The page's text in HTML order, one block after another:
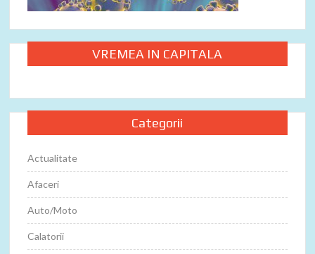
VREMEA IN CAPITALA
Categorii
Actualitate
Afaceri
Auto/Moto
Calatorii